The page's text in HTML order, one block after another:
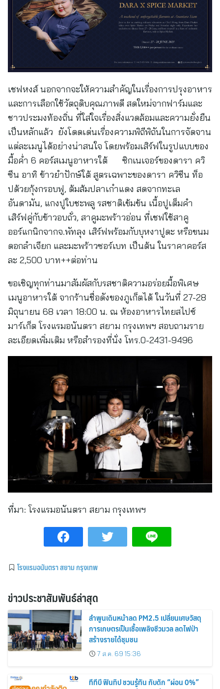
เชฟหงส์ นอกจากจะให้ความสำคัญในเรื่องการปรุงอาหาร
และการเลือกใช้วัตถุดิบคุณภาพดี สดใหม่จากฟาร์มและ
ชาวประมงท้องถิ่น ที่ใส่ใจเรื่องสิ่งแวดล้อมและความยั่งยืน
เป็นหลักแล้ว ยังโดดเด่นเรื่องความพิถีพิถันในการจัดจาน
แต่ละเมนูได้อย่างน่าสนใจ โดยพร้อมเสิร์ฟในรูปแบบของ
มื้อค่ำ 6 คอร์สเมนูอาหารใต้ ซิกเนเจอร์ของดารา ควิ
ซีน อาทิ ข้าวยำปักษ์ใต้ สูตรเฉพาะของดารา ควิซีน ท็อ
ปด้วยกุ้งกรอบฟู, ต้มส้มปลาเก๋าแดง สดจากทะเล
อันดามัน, แกงปูใบชะพลู รสชาติเข้มข้น เนื้อปูเต็มคำ
เสิร์ฟคู่กับข้าวอบถั่ว, สาคูมะพร้าวอ่อน ที่เชฟใช้สาคู
ออร์แกนิกจากจ.พัทลุง เสิร์ฟพร้อมกับบุหงาปูดะ หรือขนม
ดอกลำเจียก และมะพร้าวซอร์เบท เป็นต้น ในราคาคอร์ส
ละ 2,500 บาท++ต่อท่าน
ขอเชิญทุกท่านมาสัมผัสกับรสชาติความอร่อยมื้อพิเศษ
เมนูอาหารใต้ จากร้านชื่อดังของภูเก็ตได้ ในวันที่ 27-28
มิถุนายน 68 เวลา 18:00 น. ณ ห้องอาหารไทยสไปซ์
มาร์เก็ต โรงแรมอนันตรา สยาม กรุงเทพฯ สอบถามราย
ละเอียดเพิ่มเติม หรือสำรองที่นั่ง โทร.0-2431-9496
ที่มา: โรงแรมอนันตรา สยาม กรุงเทพฯ
โรงแรมอนันตรา สยาม กรุงเทพ
ข่าวประชาสัมพันธ์ล่าสุด
ลำพูนเดินหน้าลด PM2.5 เปลี่ยนเศษวัสดุ
การเกษตรเป็นเชื้อเพลิงชีวมวล ลดไฟป่า
สร้างรายได้ชุมชน
7 ส.ค. 69 15:36
ทีทีบี ฟินทิป ชวนรู้ทัน กับดัก “ผ่อน 0%”